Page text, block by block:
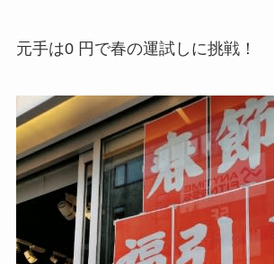
元手は0 円で春の運試しに挑戦！